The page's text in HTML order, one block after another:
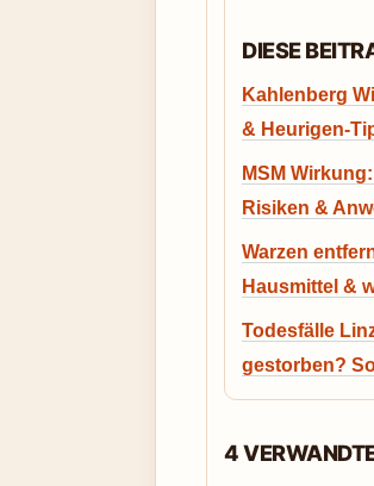
DIESE
Kahlenberg
& Heurigen-
MSM
Risiken &
Warzen
Hausmittel &
Todesfälle
gestorben?
4